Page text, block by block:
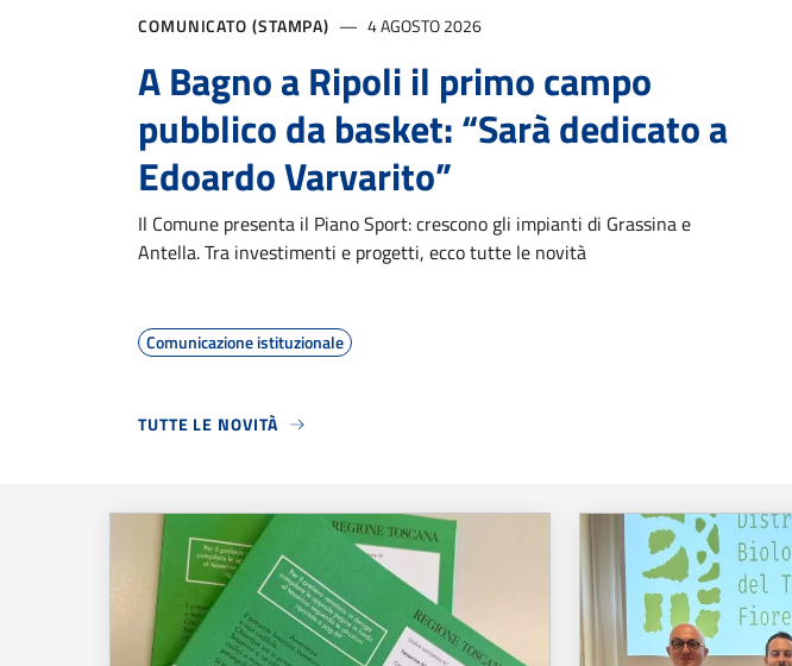
COMUNICATO (STAMPA) 4 AGOSTO 2026
A Bagno a Ripoli il primo campo
pubblico da basket: “Sarà dedicato a
Edoardo Varvarito”
Il Comune presenta il Piano Sport: crescono gli impianti di Grassina e
Antella. Tra investimenti e progetti, ecco tutte le novità
Comunicazione istituzionale
TUTTE LE NOVITÀ